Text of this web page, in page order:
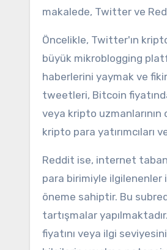
makalede, Twitter ve
Öncelikle, Twitter'ın
büyük mikroblogging
haberlerini yaymak ve
tweetleri, Bitcoin
veya kripto
kripto para yatırımcıları
Reddit ise, internet
para birimiyle ilgilenenler
öneme sahiptir. Bu
tartışmalar
fiyatını veya ilgi